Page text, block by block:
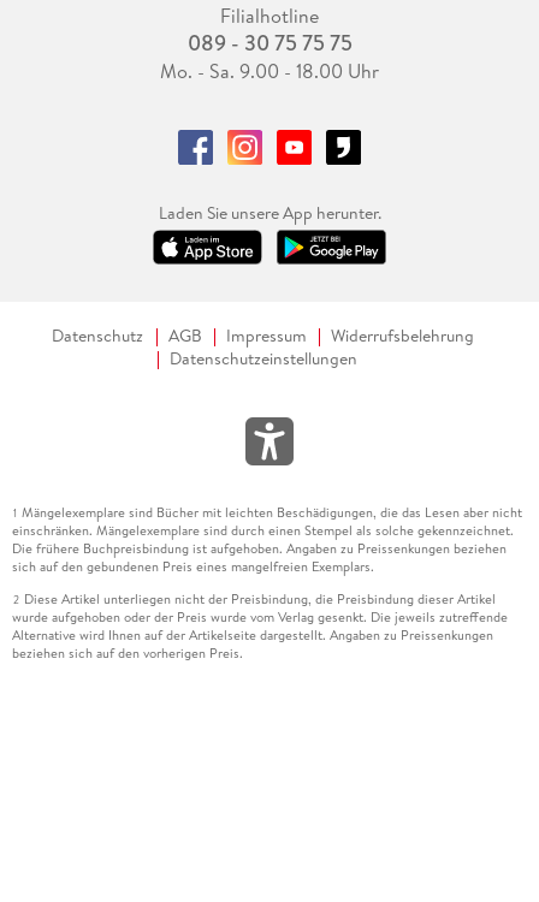
Filialhotline
089 - 30 75 75 75
Mo. - Sa. 9.00 - 18.00 Uhr
Laden Sie unsere App herunter.
Datenschutz AGB Impressum
Widerrufsbelehrung
Datenschutzeinstellungen
1 Mängelexemplare sind Bücher mit leichten Beschädigungen, die das Lesen aber nicht
einschränken. Mängelexemplare sind durch einen Stempel als solche gekennzeichnet.
Die frühere Buchpreisbindung ist aufgehoben. Angaben zu Preissenkungen beziehen
sich auf den gebundenen Preis eines mangelfreien Exemplars.
2 Diese Artikel unterliegen nicht der Preisbindung, die Preisbindung dieser Artikel
wurde aufgehoben oder der Preis wurde vom Verlag gesenkt. Die jeweils zutreffende
Alternative wird Ihnen auf der Artikelseite dargestellt. Angaben zu Preissenkungen
beziehen sich auf den vorherigen Preis.